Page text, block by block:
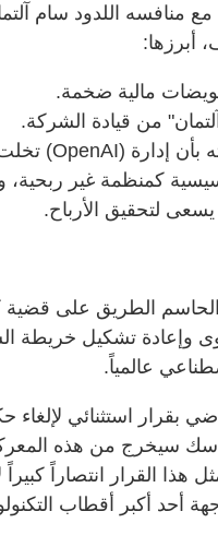
مع منافسه اللدود سام
أبرزها:
مالية ضخمة.
من قيادة الشركة.
بأن إدارة (OpenAI
)
كمنظمة غير
لتحقيق الأرباح.
الطريق على قضية
وإعادة تشكيل خريطة
عالمياً.
بقرار استثنائي لإلغاء
سيخرج من هذه المعركة
هذا القرار انتصاراً كبيراً
أحد أكبر أقطاب